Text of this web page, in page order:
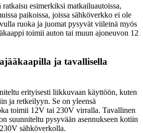
esimerkiksi matkailuautoissa,
paikoissa, joissa sähköverkko ei ole
ruoka ja juomat pysyvät viileinä myös
toimii auton tai muun ajoneuvon 12
ja tavallisella
erityisesti liikkuvaan käyttöön, kuten
ja retkeilyyn. Se on yleensä
toimii 12V tai 230V virralla. Tavallinen
suunniteltu pysyvään asennukseen kotiin
sähköverkolla.